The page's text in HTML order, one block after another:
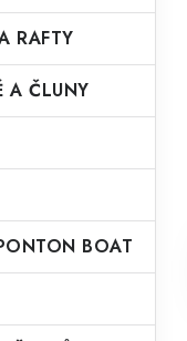
RAFTY
A ČLUNY
BOAT